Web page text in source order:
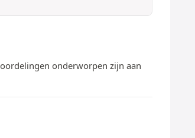
onderworpen zijn aan